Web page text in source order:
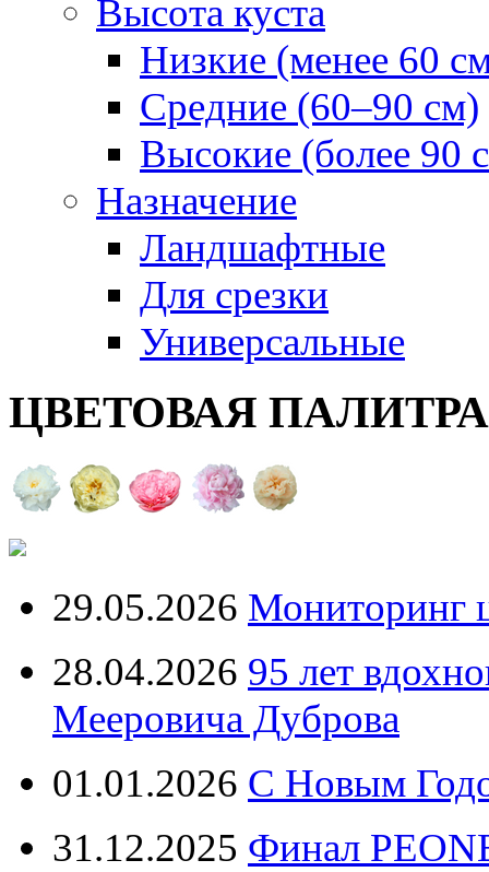
Высота куста
Низкие (менее 60
Средние (60–90 см)
Высокие (более 90
Назначение
Ландшафтные
Для срезки
Универсальные
ЦВЕТОВАЯ
29.05.2026 Мониторинг
28.04.2026 95 лет
Мееровича Дуброва
01.01.2026 С Новым
31.12.2025 Финал